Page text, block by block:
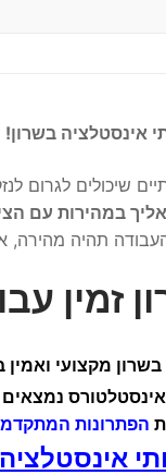
אינסטלציה בשרון!
שיכולים לגרום
אליך במהירות עם
תהיה מהירה,
24 שעות
בשרון מקצועי
אינסטלטורס
הפתרונות